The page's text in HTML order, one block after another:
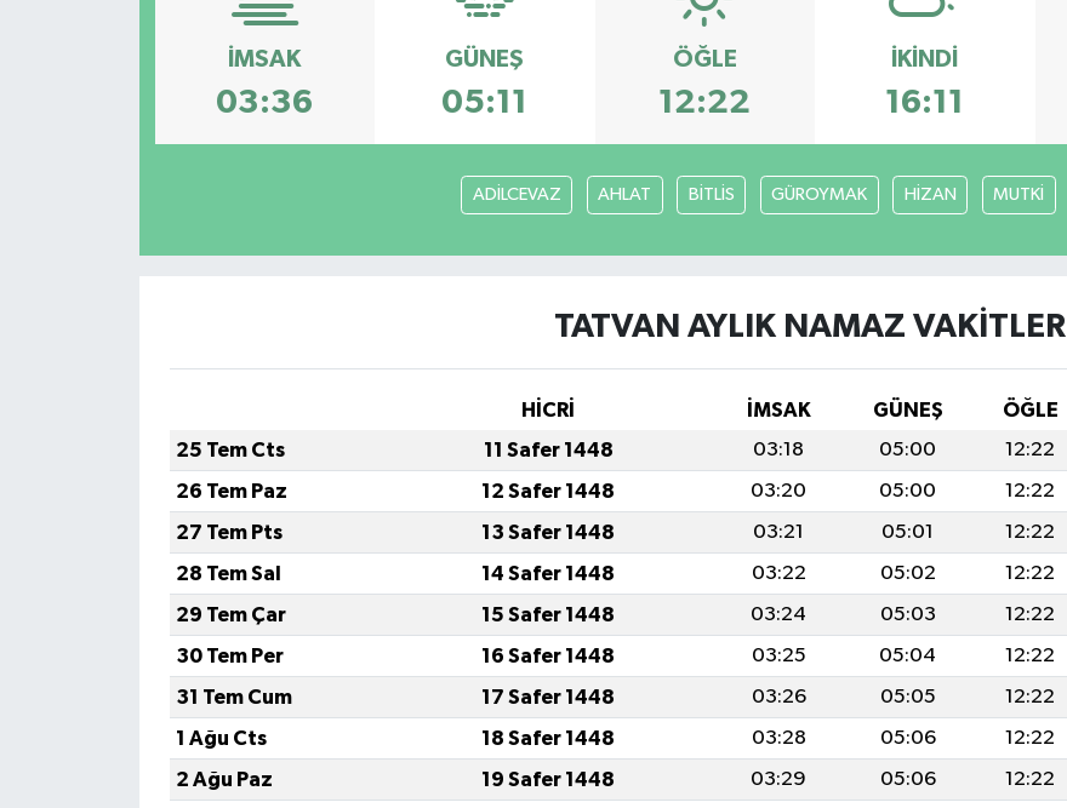
İMSAK
03:36
GÜNEŞ
05:11
ÖĞLE
12:22
İKINDI
16:11
ADİLCEVAZ AHLAT BİTLİS GÜROYMAK HİZAN MUTKİ
TATVAN AYLIK NAMAZ VAKITLERI
HİCRİ İMSAK GÜNEŞ ÖĞLE
25 Tem Cts
11 Safer 1448 03:18 05:00 12:22
26 Tem Paz
12 Safer 1448 03:20 05:00 12:22
27 Tem Pts
13 Safer 1448 03:21 05:01 12:22
28 Tem Sal
14 Safer 1448 03:22 05:02 12:22
29 Tem Çar
15 Safer 1448 03:24 05:03 12:22
30 Tem Per
16 Safer 1448 03:25 05:04 12:22
31 Tem Cum
17 Safer 1448 03:26 05:05 12:22
1 Ağu Cts
18 Safer 1448 03:28 05:06 12:22
2 Ağu Paz
19 Safer 1448 03:29 05:06 12:22